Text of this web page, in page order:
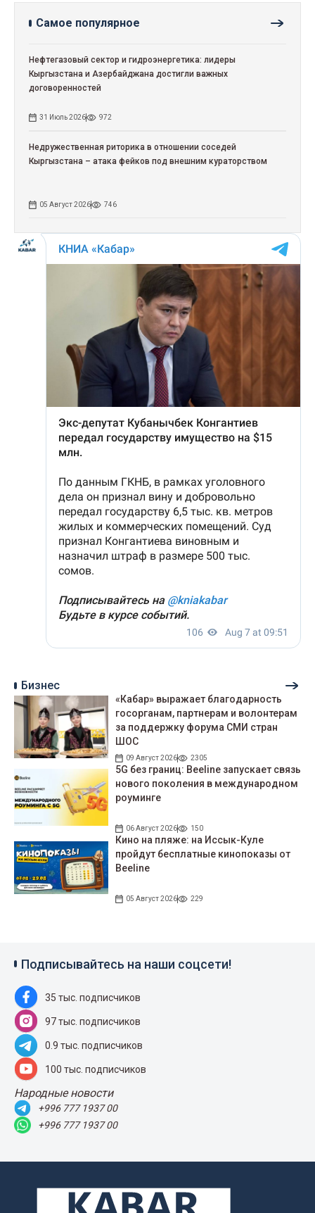
Самое популярное
Нефтегазовый сектор и гидроэнергетика: лидеры
Кыргызстана и Азербайджана достигли важных
договоренностей
31 Июль 2026 972
Недружественная риторика в отношении соседей
Кыргызстана – атака фейков под внешним кураторством
05 Август 2026 746
Бизнес
«Кабар» выражает благодарность
госорганам, партнерам и волонтерам
за поддержку форума СМИ стран
ШОС
09 Август 2026 2305
5G без границ: Beeline запускает связь
нового поколения в международном
роуминге
06 Август 2026 150
Кино на пляже: на Иссык-Куле
пройдут беcплатные кинопоказы от
Beeline
05 Август 2026 229
Подписывайтесь на наши соцсети!
35 тыс. подписчиков
97 тыс. подписчиков
0.9 тыс. подписчиков
100 тыс. подписчиков
Народные новости
+996 777 1937 00
+996 777 1937 00